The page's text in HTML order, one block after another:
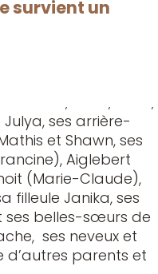
survient un
deuil outre son
Gamache, ses
Lynda
(Manon), ses
Kevin, Yanik,
ses arrière-
et Shawn, ses
Aiglebert
(Marie-Claude),
filleule Janika, ses
ses belles-sœurs de
ses neveux et
d’autres parents et